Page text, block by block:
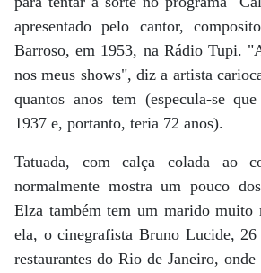
apresentado pelo cantor,
Barroso, em 1953, na Rádio Tupi.
nos meus shows", diz a artista
quantos anos tem (especula-se
1937 e, portanto, teria 72 anos).
Tatuada, com calça colada ao
normalmente mostra um pouco
Elza também tem um marido muito
ela, o cinegrafista Bruno Lucide, 26
restaurantes do Rio de Janeiro,